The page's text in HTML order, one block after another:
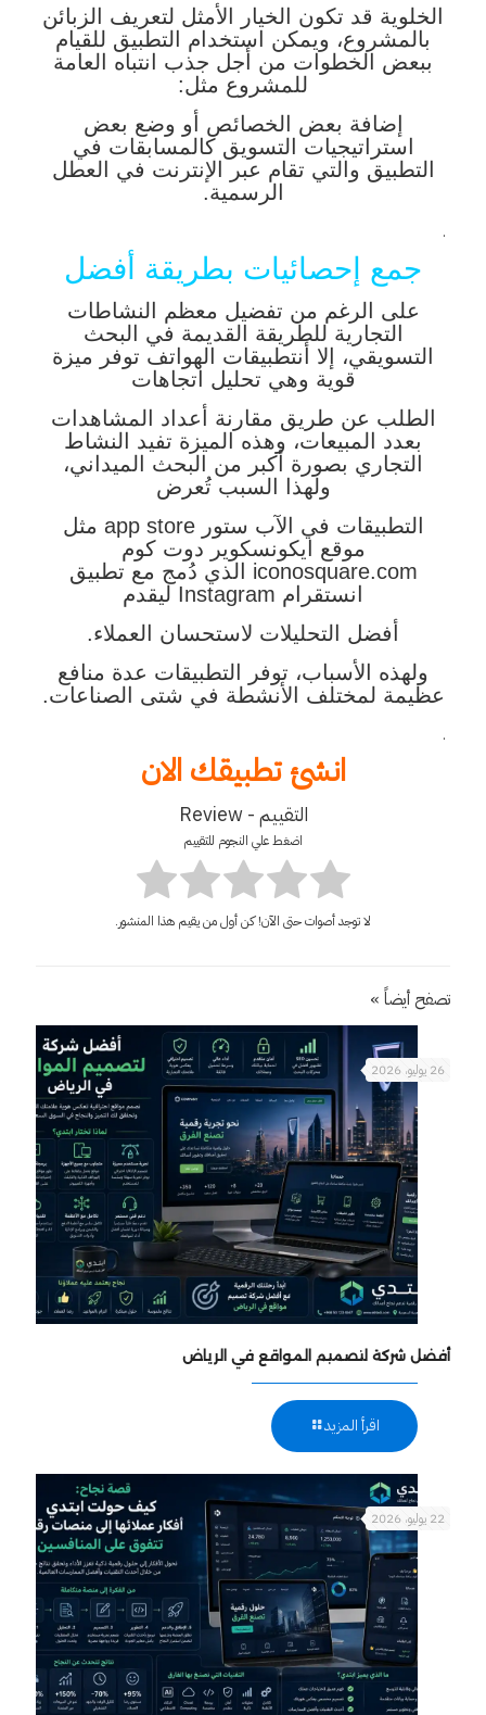
الخلوية قد تكون الخيار الأمثل لتعريف الزبائن
بالمشروع، ويمكن استخدام التطبيق للقيام
ببعض الخطوات من أجل جذب انتباه العامة
للمشروع مثل:
إضافة بعض الخصائص أو وضع بعض
استراتيجيات التسويق كالمسابقات في
التطبيق والتي تقام عبر الإنترنت في العطل
الرسمية.
.
جمع إحصائيات بطريقة أفضل
على الرغم من تفضيل معظم النشاطات
التجارية للطريقة القديمة في البحث
التسويقي، إلا أنتطبيقات الهواتف توفر ميزة
قوية وهي تحليل اتجاهات
الطلب عن طريق مقارنة أعداد المشاهدات
بعدد المبيعات، وهذه الميزة تفيد النشاط
التجاري بصورة أكبر من البحث الميداني،
ولهذا السبب تُعرض
التطبيقات في الآب ستور app store مثل
موقع ايكونسكوير دوت كوم
iconosquare.com الذي دُمج مع تطبيق
انستقرام Instagram ليقدم
أفضل التحليلات لاستحسان العملاء.
ولهذه الأسباب، توفر التطبيقات عدة منافع
عظيمة لمختلف الأنشطة في شتى الصناعات.
.
انشئ تطبيقك الان
التقييم - Review
اضغط علي النجوم للتقييم
لا توجد أصوات حتى الآن! كن أول من يقيم هذا المنشور.
تصفح أيضاً »
26 يوليو، 2026
أفضل شركة لتصميم المواقع في الرياض
اقرأ المزيد
22 يوليو، 2026